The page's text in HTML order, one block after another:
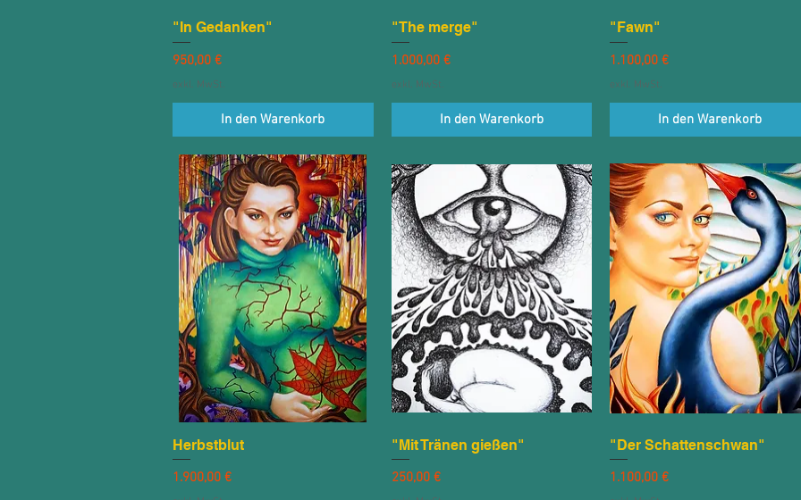
Schnellansicht
"In Gedanken"
Preis
950,00 €
exkl. MwSt.
In den Warenkorb
Schnellansicht
"The merge"
Preis
1.000,00 €
exkl. MwSt.
In den Warenkorb
"Fawn"
Preis
1.100,00 €
exkl. MwSt.
In den Warenkorb
Schnellansicht
Herbstblut
Preis
1.900,00 €
Schnellansicht
"Mit Tränen gießen"
Preis
250,00 €
Schnellansicht
"Der Schattenschwan"
Preis
1.100,00 €